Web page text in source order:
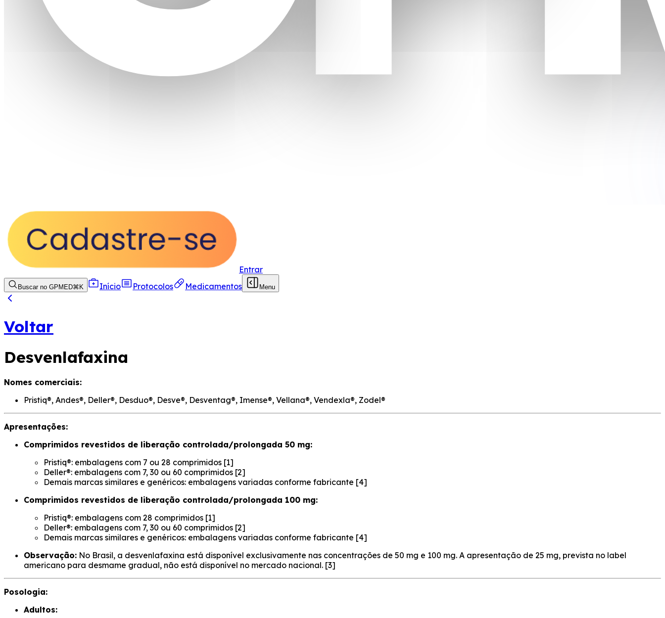
Entrar
Buscar no GPMED⌘ K Início Protocolos Medicamentos Menu
Voltar
Desvenlafaxina
Nomes comerciais:
Pristiq®, Andes®, Deller®, Desduo®, Desve®, Desventag®, Imense®, Vellana®, Vendexla®, Zodel®
Apresentações:
Comprimidos revestidos de liberação controlada/prolongada 50 mg:
Pristiq®: embalagens com 7 ou 28 comprimidos [1]
Deller®: embalagens com 7, 30 ou 60 comprimidos [2]
Demais marcas similares e genéricos: embalagens variadas conforme fabricante [4]
Comprimidos revestidos de liberação controlada/prolongada 100 mg:
Pristiq®: embalagens com 28 comprimidos [1]
Deller®: embalagens com 7, 30 ou 60 comprimidos [2]
Demais marcas similares e genéricos: embalagens variadas conforme fabricante [4]
Observação: No Brasil, a desvenlafaxina está disponível exclusivamente nas concentrações de 50 mg e 100 mg. A apresentação de 25 mg, prevista no label
americano para desmame gradual, não está disponível no mercado nacional. [3]
Posologia:
Adultos: